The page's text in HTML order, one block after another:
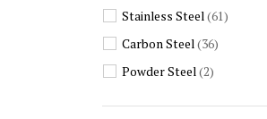
Stainless Steel(61)
Carbon Steel(36)
Powder Steel(2)